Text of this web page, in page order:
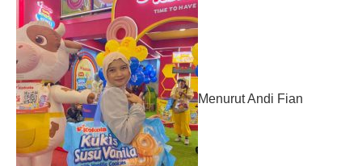
Menurut Andi Fian